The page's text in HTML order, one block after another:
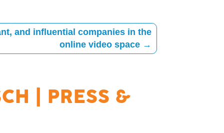
and influential companies in the
online video space→
PRESS &